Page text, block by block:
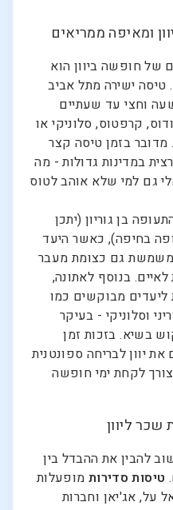
ומאיפה ממריאים
של חופשה ביוון הוא
ישירה מתל אביב
וחצי עד שעתיים
קרפטוס, סלוניקי או
בזמן טיסה קצר
במדינות גדולות - מה
גם למי שלא אוהב לטוס
בן גוריון (יתכן
בחיפה), כאשר היעד
גם כצומת מעבר
בנוסף לאתונה,
ליעדים מבוקשים כמו
וסלוניקי - בעיקר
בשיא. בזכות זמן
יוון לבריחה ספונטנית
לקחת ימי חופשה
שכר ליוון
להבין את ההבדל בין
טיסות סדירות מופעלות
על, אג'יאן וחברות